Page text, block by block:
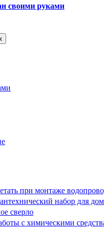
своими руками
при монтаже
набор для
сверло
с химическими